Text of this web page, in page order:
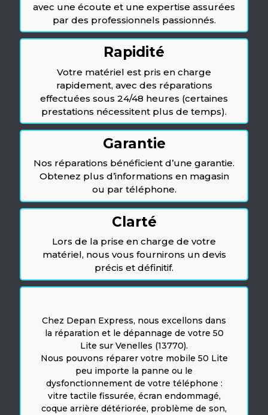
avec une écoute et une expertise assurées
par des professionnels passionnés.
Rapidité
Votre matériel est pris en charge
rapidement, avec des réparations
effectuées sous 24/48 heures (certaines
prestations nécessitent plus de temps).
Garantie
Nos réparations bénéficient d’une garantie.
Obtenez plus d’informations en magasin
ou par téléphone.
Clarté
Lors de la prise en charge de votre
matériel, nous vous fournirons un devis
précis et définitif.
Chez Depan Express, nous excellons dans
la réparation et le dépannage de votre 50
Lite sur Venelles (13770).
Nous pouvons réparer votre mobile 50 Lite
peu importe la panne ou le
dysfonctionnement de votre téléphone :
vitre tactile fissurée, écran endommagé,
coque arrière détériorée, problème de son,